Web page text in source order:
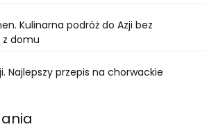
Kulinarna podróż do Azji bez
domu
Najlepszy przepis na chorwackie